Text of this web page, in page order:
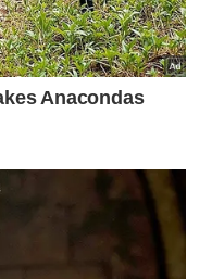
sete dias sem